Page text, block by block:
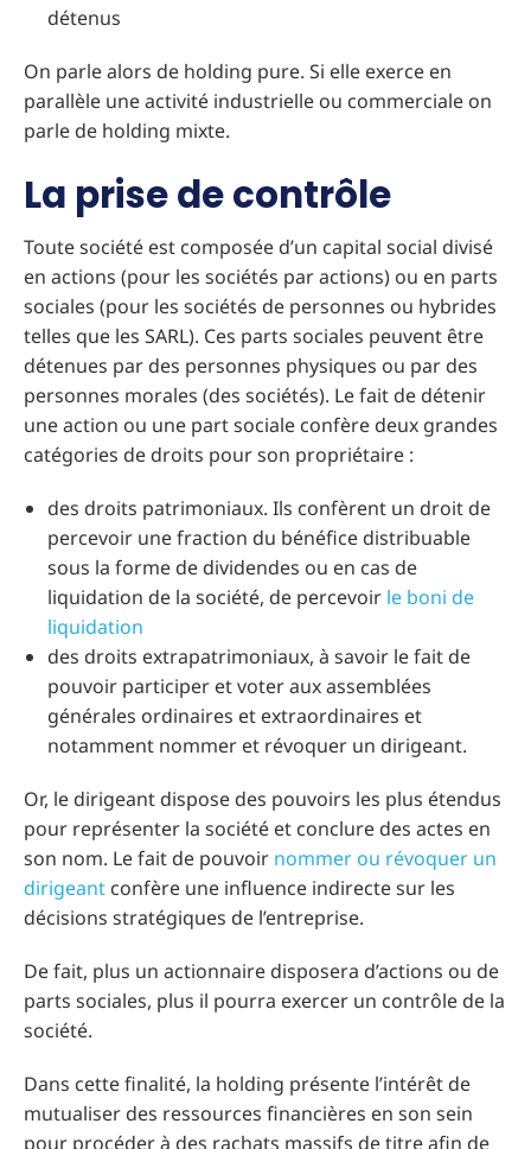
détenus
On parle alors de holding pure. Si elle exerce en
parallèle une activité industrielle ou commerciale on
parle de holding mixte.
La prise de contrôle
Toute société est composée d’un capital social divisé
en actions (pour les sociétés par actions) ou en parts
sociales (pour les sociétés de personnes ou hybrides
telles que les SARL). Ces parts sociales peuvent être
détenues par des personnes physiques ou par des
personnes morales (des sociétés). Le fait de détenir
une action ou une part sociale confère deux grandes
catégories de droits pour son propriétaire :
des droits patrimoniaux. Ils confèrent un droit de
percevoir une fraction du bénéfice distribuable
sous la forme de dividendes ou en cas de
liquidation de la société, de percevoir le boni de
liquidation
des droits extrapatrimoniaux, à savoir le fait de
pouvoir participer et voter aux assemblées
générales ordinaires et extraordinaires et
notamment nommer et révoquer un dirigeant.
Or, le dirigeant dispose des pouvoirs les plus étendus
pour représenter la société et conclure des actes en
son nom. Le fait de pouvoir nommer ou révoquer un
dirigeant confère une influence indirecte sur les
décisions stratégiques de l’entreprise.
De fait, plus un actionnaire disposera d’actions ou de
parts sociales, plus il pourra exercer un contrôle de la
société.
Dans cette finalité, la holding présente l’intérêt de
mutualiser des ressources financières en son sein
pour procéder à des rachats massifs de titre afin de